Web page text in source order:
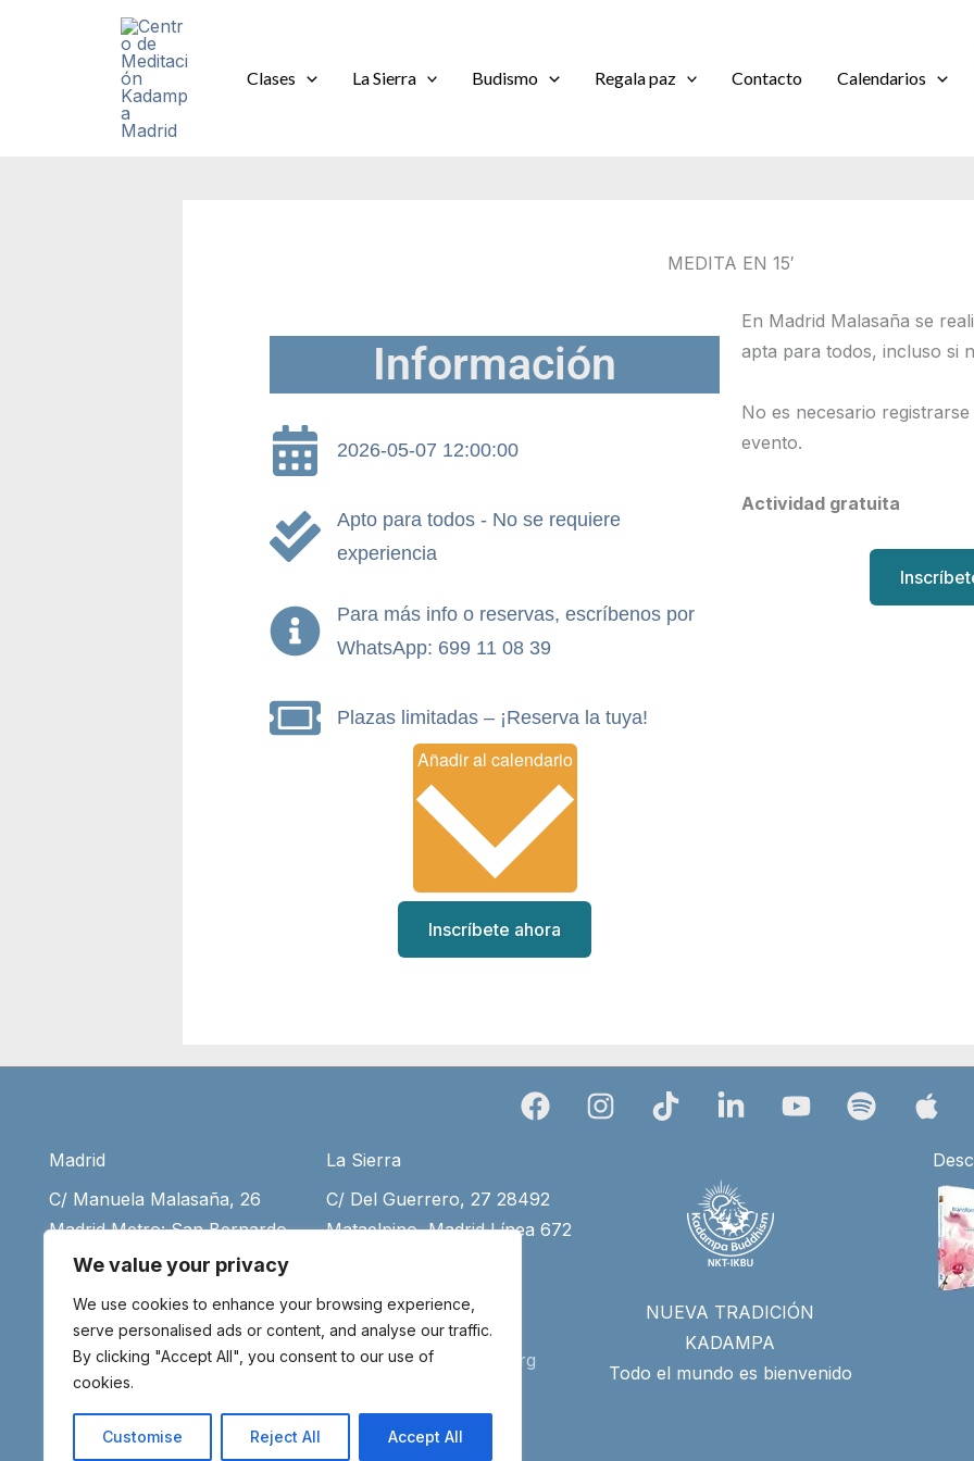
We value your privacy
We use cookies to enhance your browsing experience,
serve personalised ads or content, and analyse our traffic.
By clicking "Accept All", you consent to our use of
cookies.
Customise Reject All Accept All
Clases La Sierra Budismo Regala paz Contacto Calendarios
MEDITA EN 15′
Información
2026-05-07 12:00:00
Apto para todos - No se requiere
experiencia
Para más info o reservas, escríbenos por
WhatsApp: 699 11 08 39
Plazas limitadas – ¡Reserva la tuya!
Inscríbete ahora
En Madrid Malasaña se
apta para todos, incluso si
No es necesario
evento.
Actividad gratuita
Madrid
C/ Manuela Malasaña, 26
Madrid Metro: San Bernardo
(+34) 917 55 75 35
(+34) 699 11 08 39
Aviso legal
La Sierra
C/ Del Guerrero, 27 28492
Mataelpino, Madrid Línea 672
(+34) 699 11 08 39
info@meditaenmadrid.org
NUEVA TRADICIÓN
KADAMPA
Todo el mundo es bienvenido